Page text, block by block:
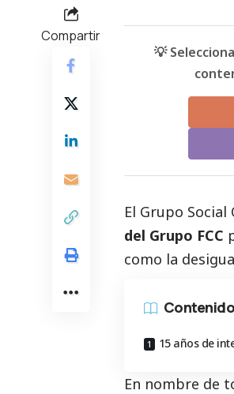
Compartir
💡
El Grupo Social
del Grupo FCC
como la
15 años de
En nombre de